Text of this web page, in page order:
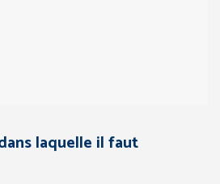
laquelle il faut